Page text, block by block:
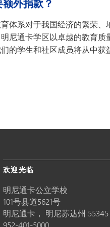
外捐款？
体系对于我国经济的繁荣
尼通卡学区以卓越的教育
的学生和社区成员将从中获
欢迎光临
明尼通卡公立学校
101号县道5621号
明尼通卡， 明尼苏达州 55345